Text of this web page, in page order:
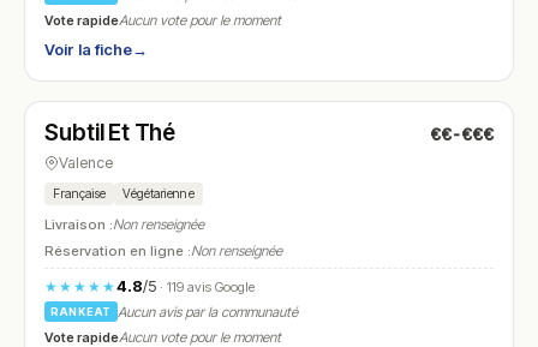
Vote rapideAucun vote pour le moment
Voir la fiche→
N° 10
Subtil Et Thé €€-€€€
Valence
Française Végétarienne
Livraison :Non renseignée
Réservation en ligne :Non renseignée
★★★★★4.8/5· 119 avis Google
RANKEAT
Aucun avis par la communauté
Vote rapideAucun vote pour le moment